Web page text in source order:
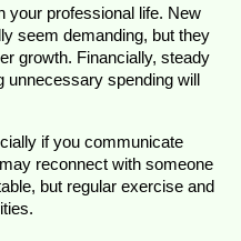
your professional life. New
seem demanding, but they
growth. Financially, steady
unnecessary spending will
if you communicate
reconnect with someone
but regular exercise and